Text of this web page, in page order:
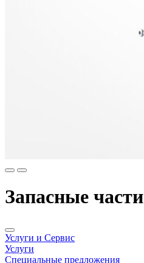
Запасные части
Услуги и Сервис
Услуги
Специальные предложения